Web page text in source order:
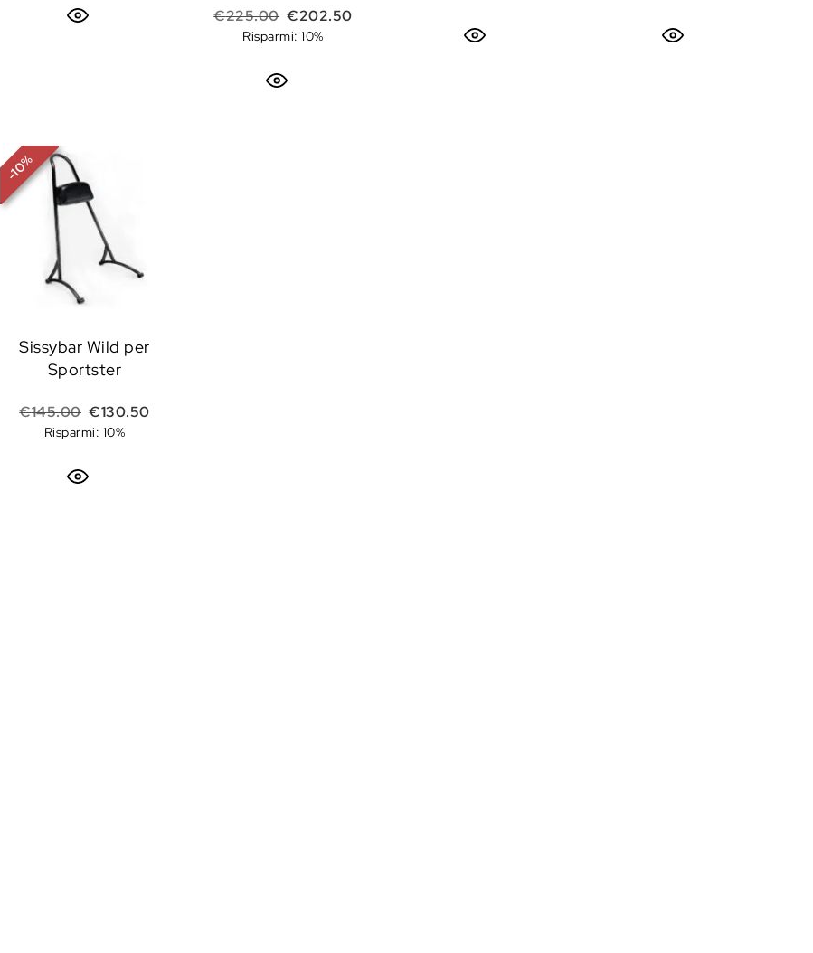
€225.00 Il prezzo originale era: €225.00.
€202.50Il prezzo attuale è: €202.50.
Risparmi: 10%
-
10
%
Sissybar Wild per
Sportster
€145.00 Il prezzo originale era: €145.00.
€130.50Il prezzo attuale è: €130.50.
Risparmi: 10%